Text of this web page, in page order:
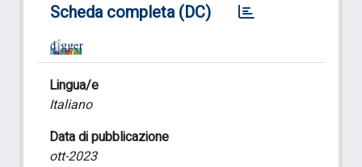
Scheda completa (DC)
Lingua/e
Italiano
Data di pubblicazione
ott-2023